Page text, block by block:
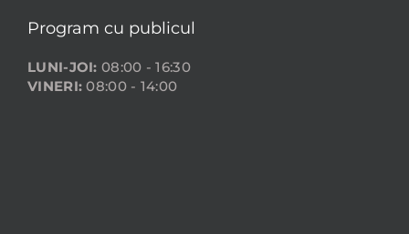
Program cu publicul
LUNI-JOI: 08:00 - 16:30
VINERI: 08:00 - 14:00